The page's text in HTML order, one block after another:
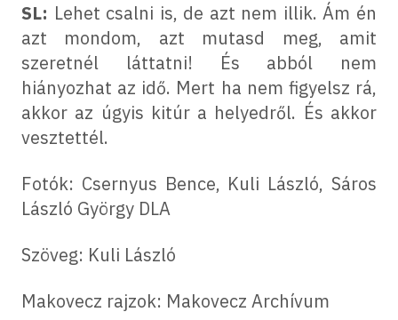
SL: Lehet csalni is, de azt nem illik. Ám én
azt mondom, azt mutasd meg, amit
szeretnél láttatni! És abból nem
hiányozhat az idő. Mert ha nem figyelsz rá,
akkor az úgyis kitúr a helyedről. És akkor
vesztettél.
Fotók: Csernyus Bence, Kuli László, Sáros
László György DLA
Szöveg: Kuli László
Makovecz rajzok: Makovecz Archívum